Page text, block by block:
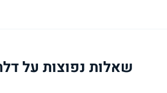
שאלות נפוצות על